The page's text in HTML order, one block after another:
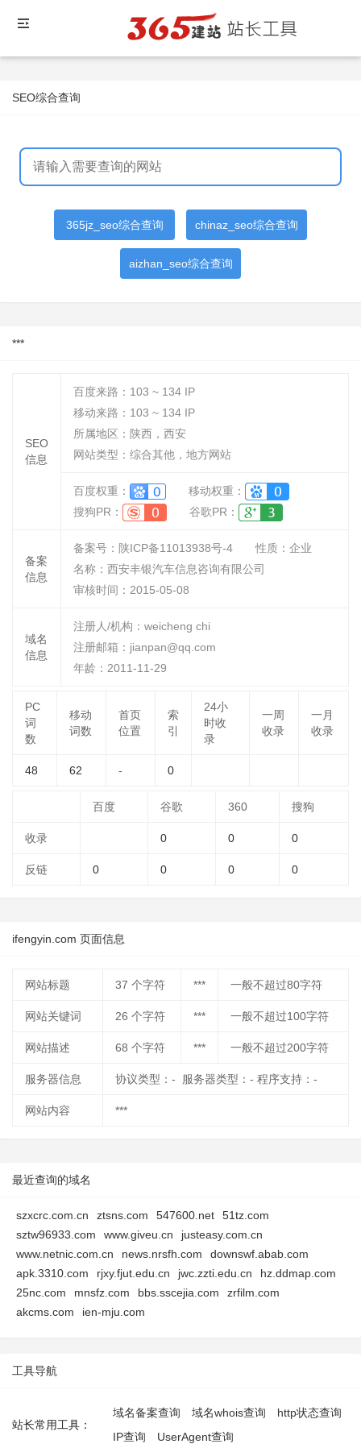
SEO综合查询
365jz_seo综合查询 chinaz_seo综合查询
aizhan_seo综合查询
***
SEO
信息
百度来路： 103 ~ 134 IP
移动来路： 103 ~ 134 IP
所属地区：陕西，西安
网站类型：综合其他，地方网站
百度权重：
移动权重：
搜狗PR：
谷歌PR：
备案
信息
备案号：陕ICP备11013938号-4 性质： 企业
名称： 西安丰银汽车信息咨询有限公司
审核时间： 2015-05-08
域名
信息
注册人/机构：weicheng chi
注册邮箱：jianpan@qq.com
年龄：2011-11-29
PC
词
数
移动
词数
首页
位置
索
引
24小
时收
录
一周
收录
一月
收录
48 62 - 0
百度 谷歌 360 搜狗
收录 0 0 0
反链 0 0 0 0
ifengyin.com 页面信息
网站标题 37 个字符 *** 一般不超过80字符
网站关键词 26 个字符 *** 一般不超过100字符
网站描述 68 个字符 *** 一般不超过200字符
服务器信息 协议类型：- 服务器类型：- 程序支持：-
网站内容 ***
最近查询的域名
szxcrc.com.cn ztsns.com 547600.net
51tz.com
sztw96933.com
www.giveu.cn
justeasy.com.cn
www.netnic.com.cn
news.nrsfh.com
downswf.abab.com
apk.3310.com
rjxy.fjut.edu.cn jwc.zzti.edu.cn
hz.ddmap.com
25nc.com
mnsfz.com bbs.sscejia.com
zrfilm.com
akcms.com
ien-mju.com
工具导航
站长常用工具：
域名备案查询 域名whois查询
http状态查询
IP查询
UserAgent查询